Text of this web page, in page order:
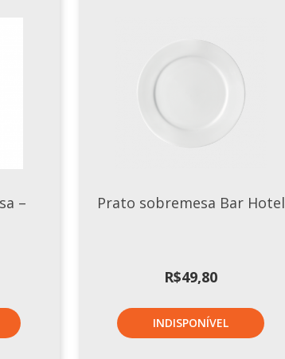
–
Prato sobremesa Bar Hotel
R$49,80
INDISPONÍVEL